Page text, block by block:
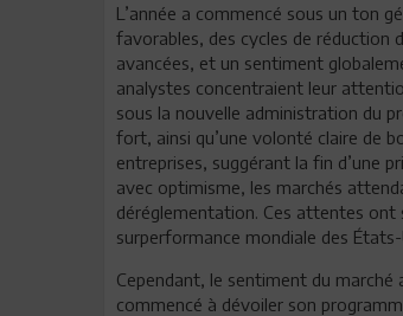
L’année a commencé sous un ton
favorables, des cycles de réduction
avancées, et un sentiment
analystes concentraient leur
sous la nouvelle administration du
fort, ainsi qu’une volonté claire de
entreprises, suggérant la fin d’une
avec optimisme, les marchés
déréglementation. Ces attentes ont
surperformance mondiale des États-
Cependant, le sentiment du
commencé à dévoiler son